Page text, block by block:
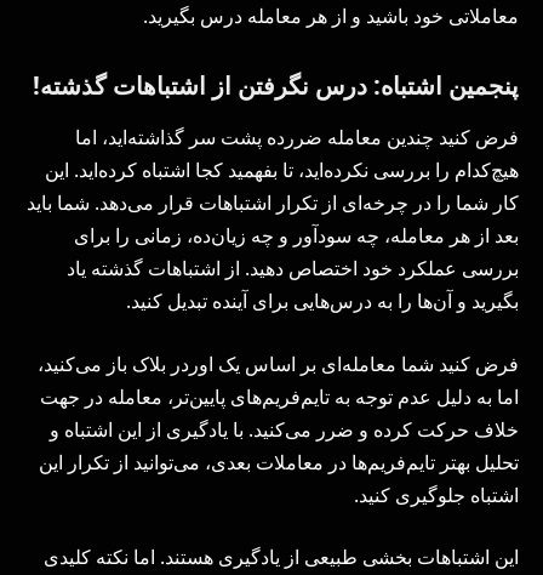
معاملاتی خود باشید و از هر معامله درس بگیرید.
پنجمین اشتباه: درس نگرفتن از اشتباهات گذشته!
فرض کنید چندین معامله ضررده پشت سر گذاشته‌اید، اما
هیچ‌کدام را بررسی نکرده‌اید، تا بفهمید کجا اشتباه کرده‌اید. این
کار شما را در چرخه‌ای از تکرار اشتباهات قرار می‌دهد. شما باید
بعد از هر معامله، چه سودآور و چه زیان‌ده، زمانی را برای
بررسی عملکرد خود اختصاص دهید. از اشتباهات گذشته یاد
بگیرید و آن‌ها را به درس‌هایی برای آینده تبدیل کنید.
فرض کنید شما معامله‌ای بر اساس یک اوردر بلاک باز می‌کنید،
اما به دلیل عدم توجه به تایم‌فریم‌های پایین‌تر، معامله در جهت
خلاف حرکت کرده و ضرر می‌کنید. با یادگیری از این اشتباه و
تحلیل بهتر تایم‌فریم‌ها در معاملات بعدی، می‌توانید از تکرار این
اشتباه جلوگیری کنید.
این اشتباهات بخشی طبیعی از یادگیری هستند. اما نکته کلیدی